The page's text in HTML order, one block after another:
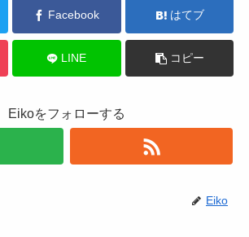
Facebook はてブ
LINE コピー
Eikoをフォローする
Eiko